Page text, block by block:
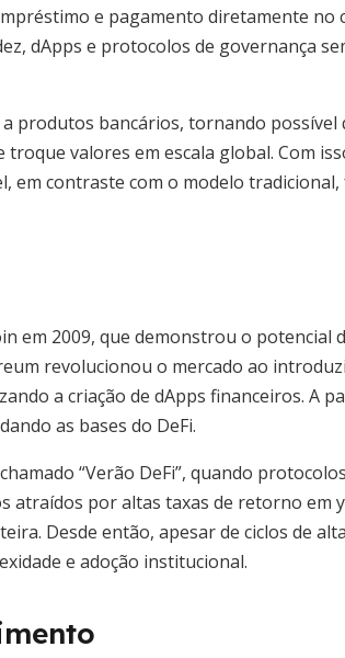
e pagamento diretamente no
dApps e protocolos de governança
produtos bancários, tornando possível
troque valores em escala global. Com
contraste com o modelo tradicional,
em 2009, que demonstrou o potencial
revolucionou o mercado ao
a criação de dApps financeiros. A
as bases do DeFi.
“Verão DeFi”, quando
atraídos por altas taxas de retorno em
Desde então, apesar de ciclos de
e adoção institucional.